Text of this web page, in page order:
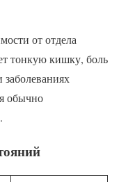
от отдела
тонкую кишку, боль
обычно